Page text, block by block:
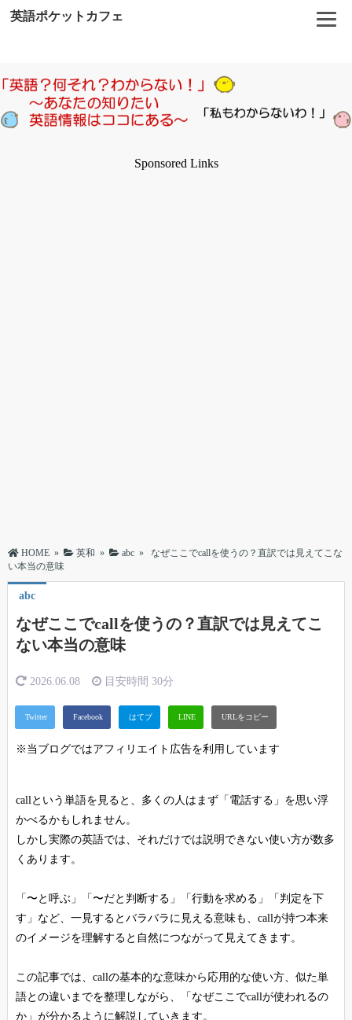
英語ポケットカフェ
Sponsored Links
HOME » 英和 » abc »
なぜここでcallを使うの？直訳では見えてこな
い本当の意味
abc
なぜここでcallを使うの？直訳では見えてこ
ない本当の意味
2026.06.08 目安時間 30分
※当ブログではアフィリエイト広告を利用しています
callという単語を見ると、多くの人はまず「電話する」を思い浮
かべるかもしれません。
しかし実際の英語では、それだけでは説明できない使い方が数多
くあります。
「〜と呼ぶ」「〜だと判断する」「行動を求める」「判定を下
す」など、一見するとバラバラに見える意味も、callが持つ本来
のイメージを理解すると自然につながって見えてきます。
この記事では、callの基本的な意味から応用的な使い方、似た単
語との違いまでを整理しながら、「なぜここでcallが使われるの
か」が分かるように解説していきます。